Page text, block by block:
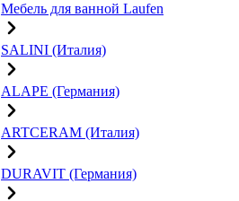
Мебель для ванной Laufen
SALINI (Италия)
ALAPE (Германия)
ARTCERAM (Италия)
DURAVIT (Германия)